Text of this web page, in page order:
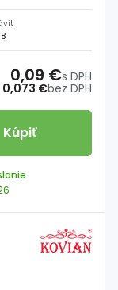
0,073 €bez DPH
0,09 €s DPH
Kúpiť